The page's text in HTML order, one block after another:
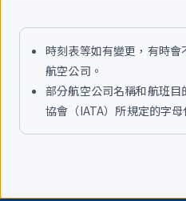
時刻表等如有變更，有時
航空公司。
部分航空公司名稱和航班
協會（IATA）所規定的字